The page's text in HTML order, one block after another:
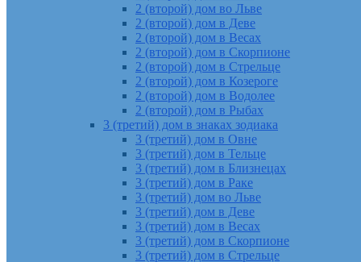
2 (второй) дом во Льве
2 (второй) дом в Деве
2 (второй) дом в Весах
2 (второй) дом в Скорпионе
2 (второй) дом в Стрельце
2 (второй) дом в Козероге
2 (второй) дом в Водолее
2 (второй) дом в Рыбах
3 (третий) дом в знаках зодиака
3 (третий) дом в Овне
3 (третий) дом в Тельце
3 (третий) дом в Близнецах
3 (третий) дом в Раке
3 (третий) дом во Льве
3 (третий) дом в Деве
3 (третий) дом в Весах
3 (третий) дом в Скорпионе
3 (третий) дом в Стрельце